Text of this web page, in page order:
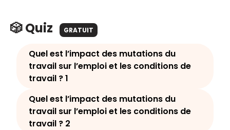
🎲 Quiz GRATUIT
Quel est l’impact des mutations du
travail sur l’emploi et les conditions de
travail ? 1
Quel est l’impact des mutations du
travail sur l’emploi et les conditions de
travail ? 2